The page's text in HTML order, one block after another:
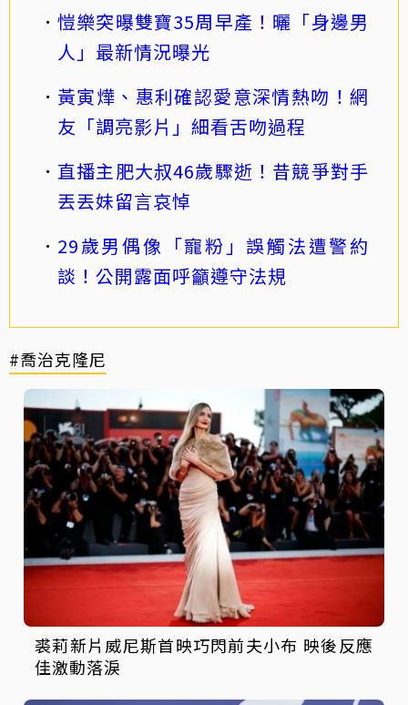
愷樂突曝雙寶35周早產！曬「身邊男
人」最新情況曝光
黃寅燁、惠利確認愛意深情熱吻！網
友「調亮影片」細看舌吻過程
直播主肥大叔46歲驟逝！昔競爭對手
丟丟妹留言哀悼
29歲男偶像「寵粉」誤觸法遭警約
談！公開露面呼籲遵守法規
#喬治克隆尼
裘莉新片威尼斯首映巧閃前夫小布 映後反應
佳激動落淚